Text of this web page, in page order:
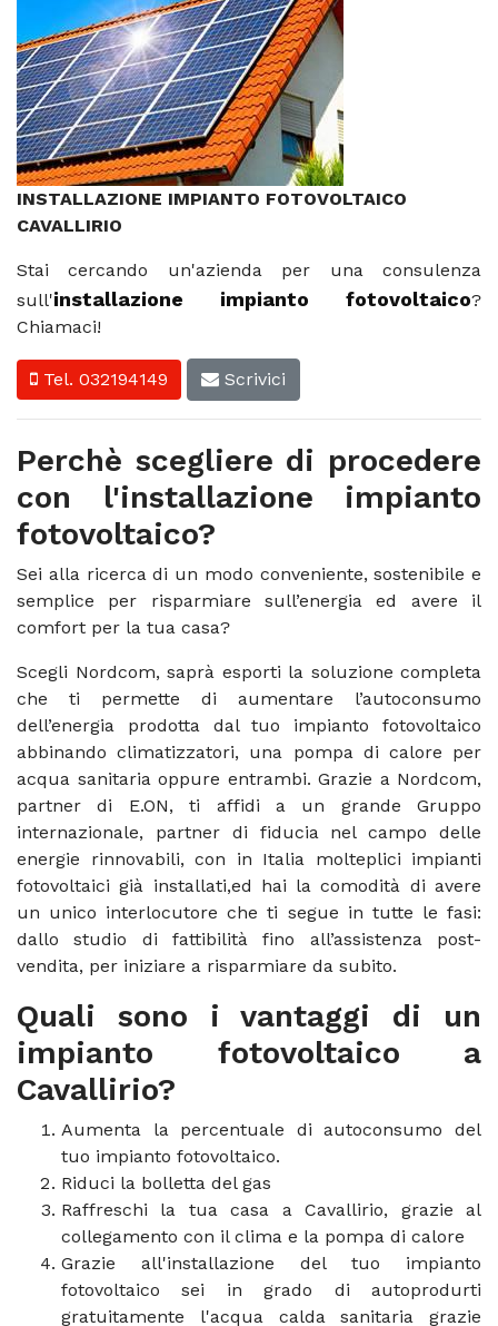
INSTALLAZIONE IMPIANTO FOTOVOLTAICO
CAVALLIRIO
Stai cercando un'azienda per una consulenza
sull'installazione impianto fotovoltaico?
Chiamaci!
Tel. 032194149 Scrivici
Perchè scegliere di procedere
con l'installazione impianto
fotovoltaico?
Sei alla ricerca di un modo conveniente, sostenibile e
semplice per risparmiare sull’energia ed avere il
comfort per la tua casa?
Scegli Nordcom, saprà esporti la soluzione completa
che ti permette di aumentare l’autoconsumo
dell’energia prodotta dal tuo impianto fotovoltaico
abbinando climatizzatori, una pompa di calore per
acqua sanitaria oppure entrambi. Grazie a Nordcom,
partner di E.ON, ti affidi a un grande Gruppo
internazionale, partner di fiducia nel campo delle
energie rinnovabili, con in Italia molteplici impianti
fotovoltaici già installati,ed hai la comodità di avere
un unico interlocutore che ti segue in tutte le fasi:
dallo studio di fattibilità fino all’assistenza post-
vendita, per iniziare a risparmiare da subito.
Quali sono i vantaggi di un
impianto fotovoltaico a
Cavallirio?
Aumenta la percentuale di autoconsumo del
tuo impianto fotovoltaico.
Riduci la bolletta del gas
Raffreschi la tua casa a Cavallirio, grazie al
collegamento con il clima e la pompa di calore
Grazie all'installazione del tuo impianto
fotovoltaico sei in grado di autoprodurti
gratuitamente l'acqua calda sanitaria grazie